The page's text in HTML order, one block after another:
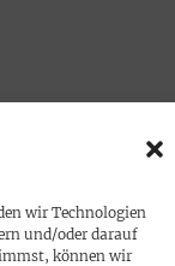
wir Technologien
und/oder darauf
können wir